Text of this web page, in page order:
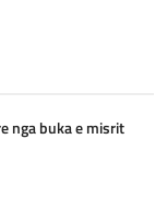
nga buka e misrit